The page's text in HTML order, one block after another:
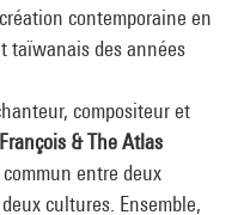
contemporaine en
taïwanais des années
compositeur et
François & The Atlas
entre deux
cultures. Ensemble,